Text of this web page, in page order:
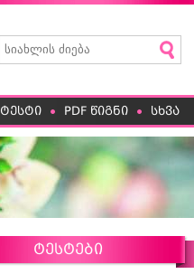
ტესტი PDF წიგნი სხვა
ტესტები